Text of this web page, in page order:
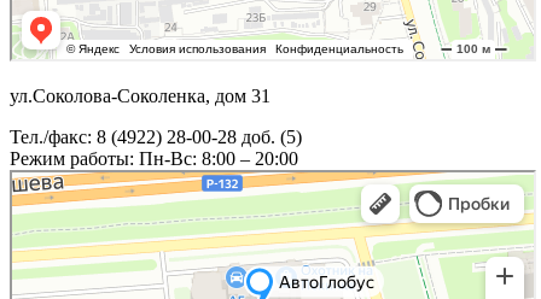
ул.Соколова-Соколенка, дом 31
Тел./факс: 8 (4922) 28-00-28 доб. (5)
Режим работы: Пн-Вс: 8:00 – 20:00